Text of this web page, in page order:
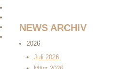
NEWS ARCHIV
2026
Juli 2026